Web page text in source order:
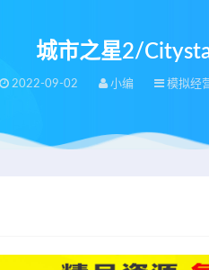
城市之星2/
2022-09-02 小编 模拟经